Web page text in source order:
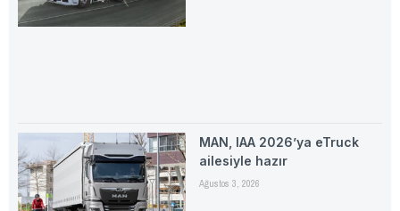
MAN, IAA 2026’ya eTruck
ailesiyle hazır
Ağustos 3, 2026